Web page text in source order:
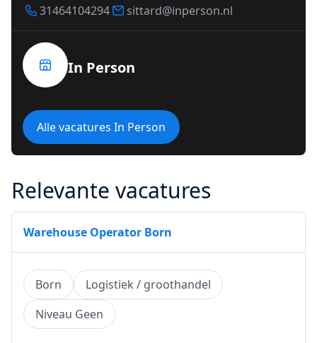
31464104294 sittard@inperson.nl
In Person
Alle vacatures In Person
Relevante vacatures
Warehouse Operator Born
Born
Logistiek / groothandel
Niveau Geen